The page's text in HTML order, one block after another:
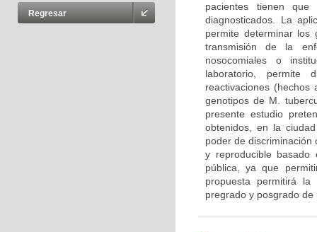
Regresar
pacientes tienen
diagnosticados. La
permite determinar los
transmisión de la
nosocomiales o
laboratorio, permite
reactivaciones
genotipos de M.
presente estudio
obtenidos, en la
poder de discriminación
y reproducible basado
pública, ya que
propuesta permitirá
pregrado y posgrado